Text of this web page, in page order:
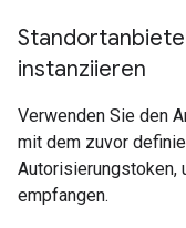
instanziieren
Verwenden Sie den
mit dem zuvor
Autorisierungstoken,
empfangen.